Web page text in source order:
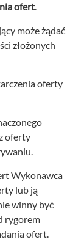
ofert.
może żądać
złożonych
oferty
oferty
Wykonawca
lub ją
winny być
rygorem
ofert.